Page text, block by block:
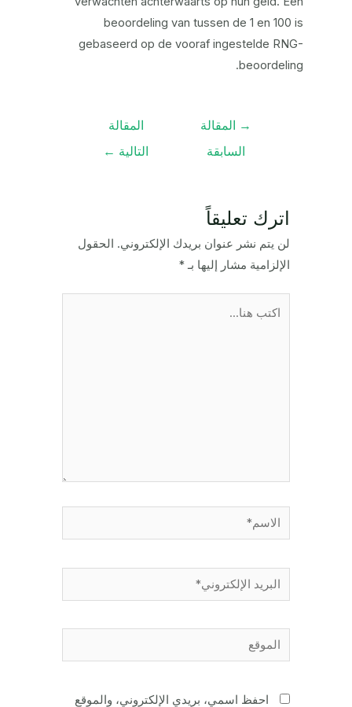
beoordeling van tussen de 1 en 100 is
gebaseerd op de vooraf ingestelde RNG-
beoordeling.
→ المقالة
السابقة
المقالة
التالية ←
اترك تعليقاً
لن يتم نشر عنوان بريدك الإلكتروني. الحقول
الإلزامية مشار إليها بـ*
الاسم*
البريد
الإلكتروني*
الموقع
احفظ اسمي، بريدي الإلكتروني، والموقع